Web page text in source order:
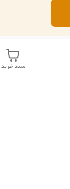
سبد خرید